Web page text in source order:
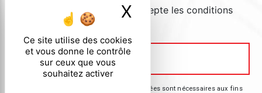
Ce site utilise des cookies
et vous donne le contrôle
sur ceux que vous
souhaitez activer
X Masquer le
En cochant cette case, j'accepte les conditions
particulières ci-dessous **
Envoyer
Envoyer
** Les données personnelles communiquées sont nécessaires aux fins